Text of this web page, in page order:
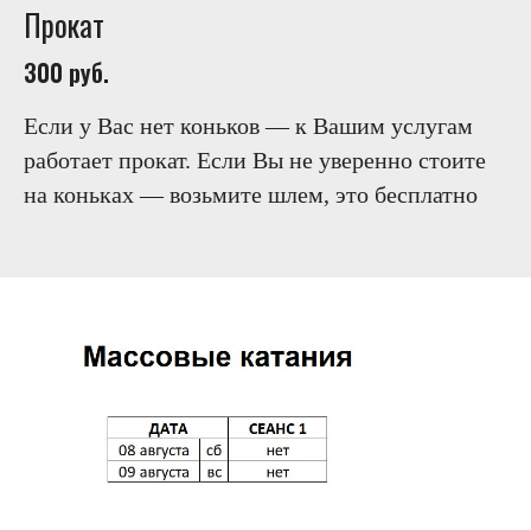
Прокат
300 руб.
Если у Вас нет коньков — к Вашим услугам
работает прокат. Если Вы не уверенно стоите
на коньках — возьмите шлем, это бесплатно